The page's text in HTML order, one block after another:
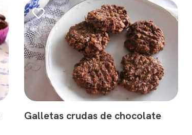
Galletas crudas de chocolate